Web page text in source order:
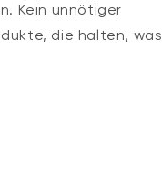
Kein unnötiger
die halten, was